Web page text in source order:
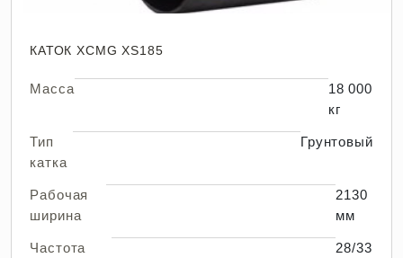
КАТОК XCMG XS185
Масса
18 000
кг
Тип
катка
Грунтовый
Рабочая
ширина
2130
мм
Частота
28/33